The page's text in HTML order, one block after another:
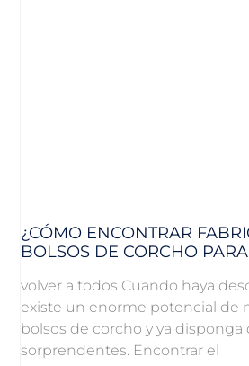
¿CÓMO ENCONTRAR
BOLSOS DE CORCHO
volver a todos Cuando haya
existe un enorme potencial de
bolsos de corcho y ya disponga
sorprendentes. Encontrar el